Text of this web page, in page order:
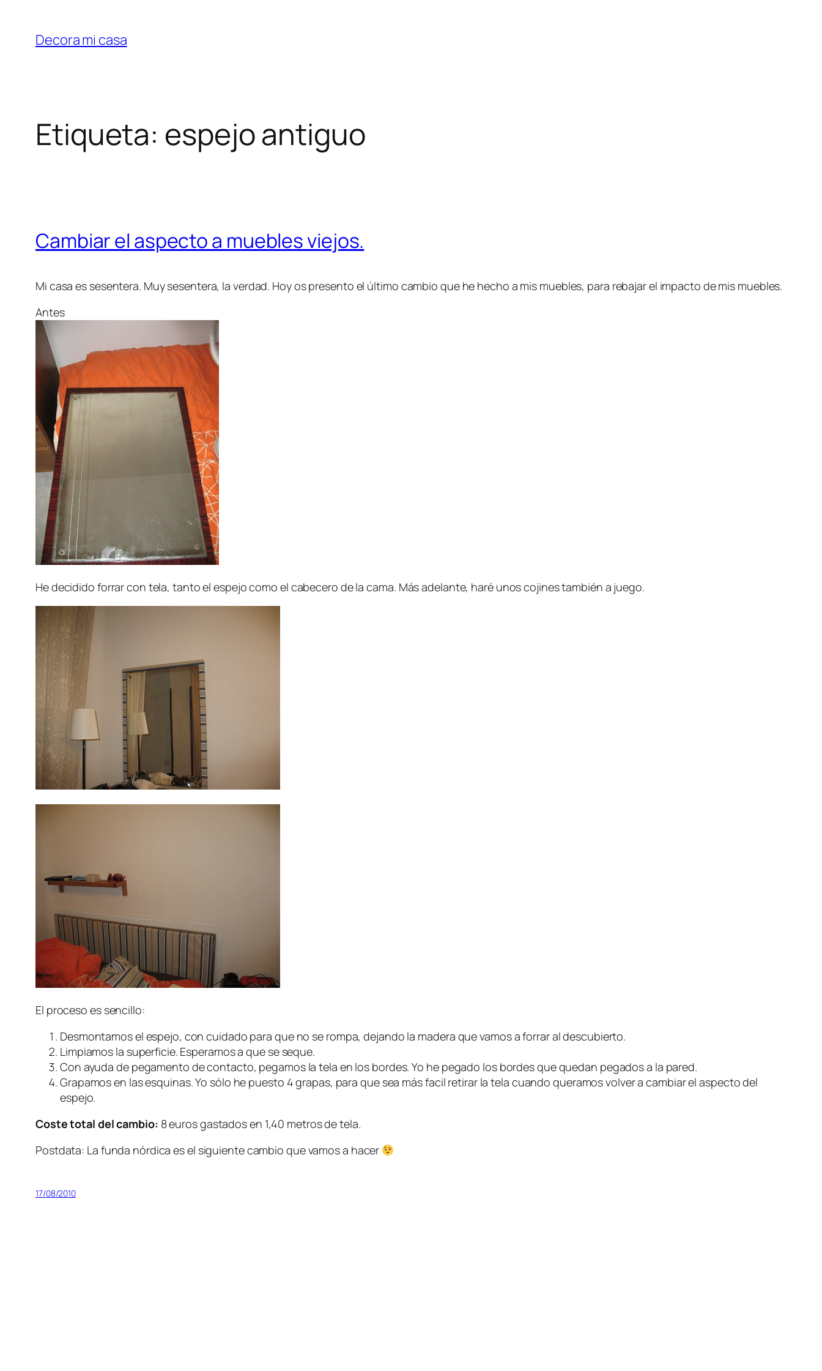
contenido
Decora mi casa
Etiqueta: espejo antiguo
Cambiar el aspecto a muebles viejos.
Mi casa es sesentera. Muy sesentera, la verdad. Hoy os presento el último cambio que he hecho a mis muebles, para rebajar el impacto de mis muebles.
Antes
He decidido forrar con tela, tanto el espejo como el cabecero de la cama. Más adelante, haré unos cojines también a juego.
El proceso es sencillo:
Desmontamos el espejo, con cuidado para que no se rompa, dejando la madera que vamos a forrar al descubierto.
Limpiamos la superficie. Esperamos a que se seque.
Con ayuda de pegamento de contacto, pegamos la tela en los bordes. Yo he pegado los bordes que quedan pegados a la pared.
Grapamos en las esquinas. Yo sólo he puesto 4 grapas, para que sea más facil retirar la tela cuando queramos volver a cambiar el aspecto del
espejo.
Coste total del cambio: 8 euros gastados en 1,40 metros de tela.
Postdata: La funda nórdica es el siguiente cambio que vamos a hacer
17/08/2010